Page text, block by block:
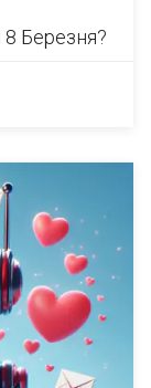
8 Березня?